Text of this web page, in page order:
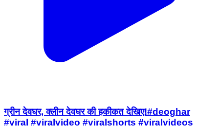
ग्रीन देवघर, क्लीन देवघर की हकीकत देखिए!#deoghar
#viral #viralvideo #viralshorts #viralvideos